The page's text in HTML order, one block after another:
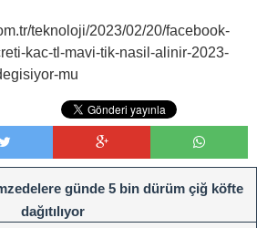
teknoloji/2023/02/20/facebook-
kac-tl-mavi-tik-nasil-alinir-2023-
mu
günde 5 bin dürüm çiğ köfte
dağıtılıyor